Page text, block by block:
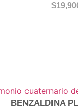
$
BENZALDINA